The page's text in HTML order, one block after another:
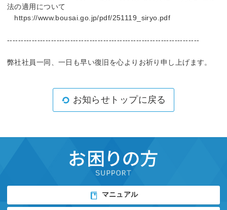
法の適用について
https://www.bousai.go.jp/pdf/251119_siryo.pdf
----------------------------------------------------------------------
弊社社員一同、一日も早い復旧を心よりお祈り申し上げます。
お知らせトップに戻る
マニュアル